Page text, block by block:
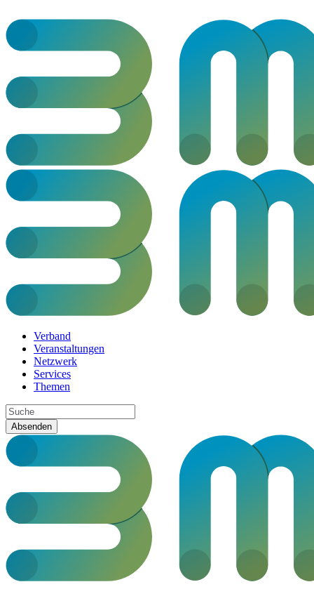
Verband
Veranstaltungen
Netzwerk
Services
Themen
Absenden